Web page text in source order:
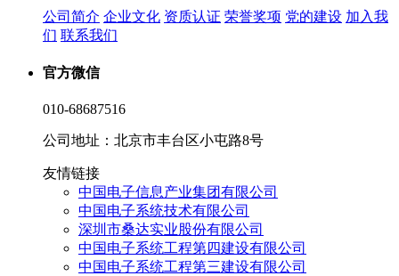
公司简介 企业文化 资质认证 荣誉奖项 党的建设 加入我
们 联系我们
官方微信
010-68687516
公司地址：北京市丰台区小屯路8号
友情链接
中国电子信息产业集团有限公司
中国电子系统技术有限公司
深圳市桑达实业股份有限公司
中国电子系统工程第四建设有限公司
中国电子系统工程第三建设有限公司